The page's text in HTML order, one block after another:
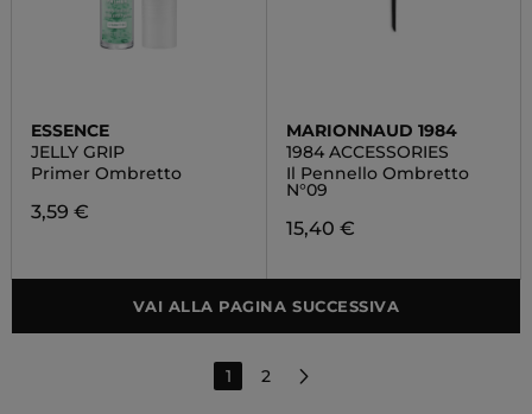
ESSENCE
JELLY GRIP
Primer Ombretto
3,59 €
MARIONNAUD 1984
1984 ACCESSORIES
Il Pennello Ombretto
N°09
15,40 €
VAI ALLA PAGINA SUCCESSIVA
1 2